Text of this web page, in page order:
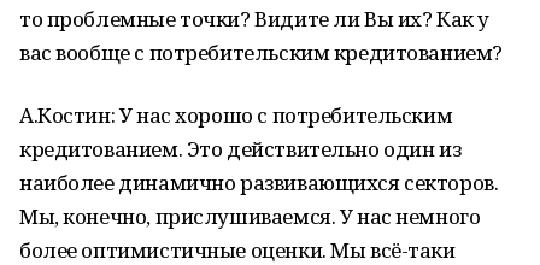
то проблемные точки? Видите ли Вы их? Как у
вас вообще с потребительским кредитованием?
А.Костин: У нас хорошо с потребительским
кредитованием. Это действительно один из
наиболее динамично развивающихся секторов.
Мы, конечно, прислушиваемся. У нас немного
более оптимистичные оценки. Мы всё-таки